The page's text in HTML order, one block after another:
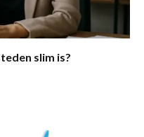
slim is?